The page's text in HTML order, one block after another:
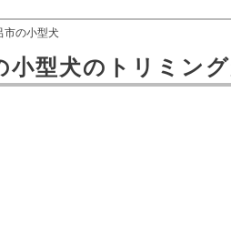
市の小型犬
小型犬のトリミン